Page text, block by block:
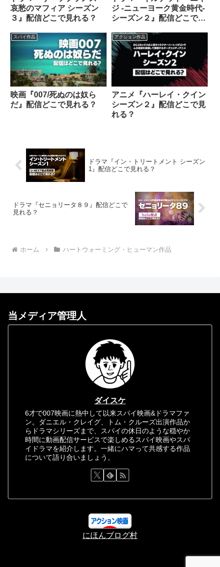
哀愁のマフィア シーズン
３』配信どこで見れる？
ジ -ニューヨーク黄金時代-
シーズン２』配信どこで見
スパイ作品
映画『007/死ぬのは奴ら
だ』配信どこで見れる？
アクション作品
アニメ『ハーレイ・クイン
シーズン２』配信どこで見
れる？
ドラマ『イン・トリートメント シーズン
1』配信どこで見れる？
ドラマ『セニョリータ８９』配信どこで
見れる？
ホーム ハートウォーミング・ヒューマン作品
当メディア管理人
ダイスケ
6才で007映画に熱中して以来スパイ映画&ドラマファ
ン。ダニエル・クレイグ、トム・クルーズ出演作品か
らドラマシリーズまで、スパイの休日のような穏やか
時間に動画配信サービスで楽しめるスパイ映画やスパ
イドラマを紹介します。一緒にハマって共感する作品
について語り合いましょう。
にほんブログ村